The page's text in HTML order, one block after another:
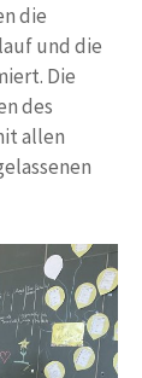
die
und die
Die
des
allen